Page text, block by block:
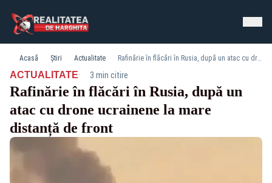
Acasă Știri Actualitate Rafinărie în flăcări în Rusia, după un atac cu drone ucrainene la mare distanță de front
ACTUALITATE· 3 min citire
Rafinărie în flăcări în Rusia, după un
atac cu drone ucrainene la mare
distanță de front